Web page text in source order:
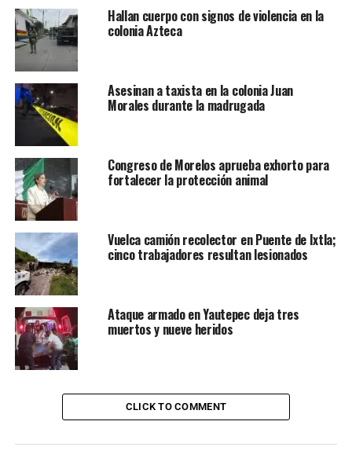
Hallan cuerpo con signos de violencia en la
colonia Azteca
Asesinan a taxista en la colonia Juan
Morales durante la madrugada
Congreso de Morelos aprueba exhorto para
fortalecer la protección animal
Vuelca camión recolector en Puente de Ixtla;
cinco trabajadores resultan lesionados
Ataque armado en Yautepec deja tres
muertos y nueve heridos
CLICK TO COMMENT